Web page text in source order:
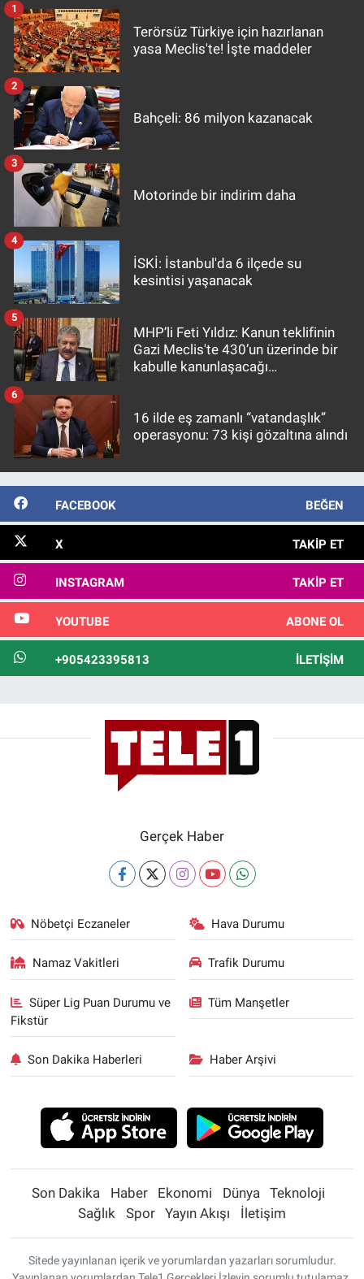
Terörsüz Türkiye için hazırlanan
yasa Meclis'te! İşte maddeler
1
Bahçeli: 86 milyon kazanacak
2
Motorinde bir indirim daha
3
İSKİ: İstanbul'da 6 ilçede su
kesintisi yaşanacak
4
MHP’li Feti Yıldız: Kanun teklifinin
Gazi Meclis'te 430’un üzerinde bir
kabulle kanunlaşacağı
5
16 ilde eş zamanlı “vatandaşlık”
operasyonu: 73 kişi gözaltına alındı
6
FACEBOOK BEĞEN
X TAKIP ET
INSTAGRAM TAKIP ET
YOUTUBE ABONE OL
+905423395813 İLETIŞIM
Gerçek Haber
Nöbetçi Eczaneler Hava Durumu
Namaz Vakitleri Trafik Durumu
Süper Lig Puan Durumu ve
Fikstür
Tüm Manşetler
Son Dakika Haberleri Haber Arşivi
Son Dakika Haber Ekonomi Dünya
Teknoloji
Sağlık
Spor Yayın Akışı İletişim
Sitede yayınlanan içerik ve yorumlardan yazarları sorumludur.